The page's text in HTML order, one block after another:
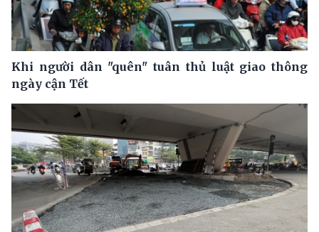
Khi người dân "quên" tuân thủ luật giao thông
ngày cận Tết